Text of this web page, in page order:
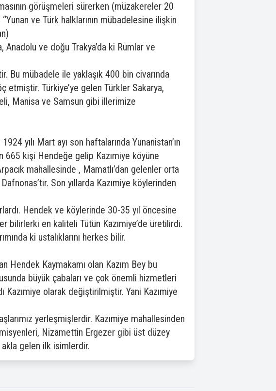
görüşmeleri sürerken (müzakereler 20
ve Türk halklarının mübadelesine ilişkin
Anadolu ve doğu Trakya’da ki Rumlar ve
Bu mübadele ile yaklaşık 400 bin civarında
etmiştir. Türkiye’ye gelen Türkler Sakarya,
Manisa ve Samsun gibi illerimize
yılı Mart ayı son haftalarında Yunanistan’ın
665 kişi Hendeğe gelip Kazımiye köyüne
mahallesinde , Mamatlı’dan gelenler orta
Son yıllarda Kazımiye köylerinden
Hendek ve köylerinde 30-35 yıl öncesine
bilirlerki en kaliteli Tütün Kazımiye’de üretilirdi.
ki ustalıklarını herkes bilir.
Hendek Kaymakamı olan Kazım Bey bu
büyük çabaları ve çok önemli hizmetleri
Kazımiye olarak değiştirilmiştir. Yani Kazımiye
yerleşmişlerdir. Kazımiye mahallesinden
Nizamettin Ergezer gibi üst düzey
gelen ilk isimlerdir.